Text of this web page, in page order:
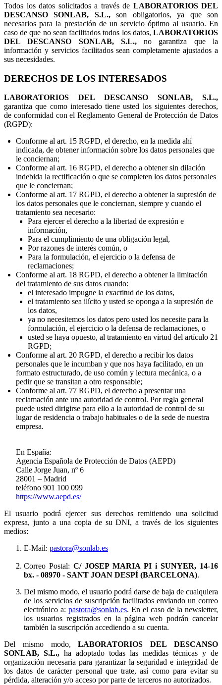
Todos los datos solicitados a través de LABORATORIOS DEL
DESCANSO SONLAB, S.L.,son obligatorios, ya que son
necesarios para la prestación de un servicio óptimo al usuario. En
caso de que no sean facilitados todos los datos, LABORATORIOS
DEL DESCANSO SONLAB, S.L.,no garantiza que la
información y servicios facilitados sean completamente ajustados a
sus necesidades.
DERECHOS DE LOS INTERESADOS
LABORATORIOS DEL DESCANSO SONLAB, S.L.,
garantiza que como interesado tiene usted los siguientes derechos,
de conformidad con el Reglamento General de Protección de Datos
(RGPD):
Conforme al art. 15 RGPD, el derecho, en la medida ahí
indicada, de obtener información sobre los datos personales que
le conciernan;
Conforme al art. 16 RGPD, el derecho a obtener sin dilación
indebida la rectificación o que se completen los datos personales
que le conciernan;
Conforme al art. 17 RGPD, el derecho a obtener la supresión de
los datos personales que le conciernan, siempre y cuando el
tratamiento sea necesario:
Para ejercer el derecho a la libertad de expresión e
información,
Para el cumplimiento de una obligación legal,
Por razones de interés común, o
Para la formulación, el ejercicio o la defensa de
reclamaciones;
Conforme al art. 18 RGPD, el derecho a obtener la limitación
del tratamiento de sus datos cuando:
el interesado impugne la exactitud de los datos,
el tratamiento sea ilícito y usted se oponga a la supresión de
los datos,
ya no necesitemos los datos pero usted los necesite para la
formulación, el ejercicio o la defensa de reclamaciones, o
usted se haya opuesto, al tratamiento en virtud del artículo 21
RGPD;
Conforme al art. 20 RGPD, el derecho a recibir los datos
personales que le incumban y que nos haya facilitado, en un
formato estructurado, de uso común y lectura mecánica, o a
pedir que se transitan a otro responsable;
Conforme al art. 77 RGPD, el derecho a presentar una
reclamación ante una autoridad de control. Por regla general
puede usted dirigirse para ello a la autoridad de control de su
lugar de residencia o trabajo habituales o de la sede de nuestra
empresa.
En España:
Agencia Española de Protección de Datos (AEPD)
Calle Jorge Juan, nº 6
28001 – Madrid
teléfono 901 100 099
https://www.aepd.es/
El usuario podrá ejercer sus derechos remitiendo una solicitud
expresa, junto a una copia de su DNI, a través de los siguientes
medios:
E-Mail: pastora@sonlab.es
Correo Postal: C/ JOSEP MARIA PI i SUNYER, 14-16
bx. - 08970 - SANT JOAN DESPÍ (BARCELONA).
Del mismo modo, el usuario podrá darse de baja de cualquiera
de los servicios de suscripción facilitados enviando un correo
electrónico a: pastora@sonlab.es. En el caso de la newsletter,
los usuarios registrados en la página web podrán cancelar
también la suscripción accediendo a su cuenta.
Del mismo modo,LABORATORIOS DEL DESCANSO
SONLAB, S.L., ha adoptado todas las medidas técnicas y de
organización necesaria para garantizar la seguridad e integridad de
los datos de carácter personal que trate, así como para evitar su
pérdida, alteración y/o acceso por parte de terceros no autorizados.